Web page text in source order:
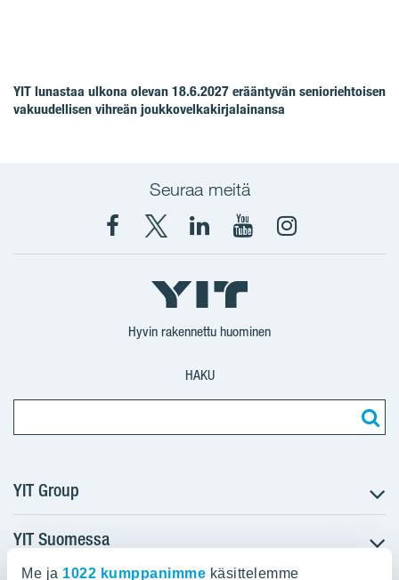
Me ja 1022 kumppanimme käsittelemme
YIT lunastaa ulkona olevan 18.6.2027 erääntyvän senioriehtoisen
vakuudellisen vihreän joukkovelkakirjalainansa
Seuraa meitä
Facebook
X
YIT
Suomi
YIT
Corporation
YIT
Corporation
Instagram
Hyvin rakennettu huominen
HAKU
YIT Group
Tietoa YIT:stä
Töihin meille
YIT Suomessa